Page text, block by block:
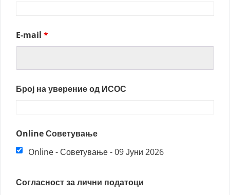
E-mail *
Број на уверение од ИСОС
Online Советување
Online - Советување - 09 Јуни 2026
Согласност за лични податоци